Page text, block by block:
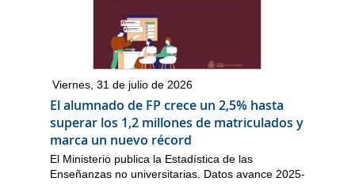
Viernes, 31 de julio de 2026
El alumnado de FP crece un 2,5% hasta
superar los 1,2 millones de matriculados y
marca un nuevo récord
El Ministerio publica la Estadística de las
Enseñanzas no universitarias. Datos avance 2025-